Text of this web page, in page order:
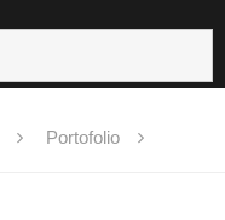
Portofolio